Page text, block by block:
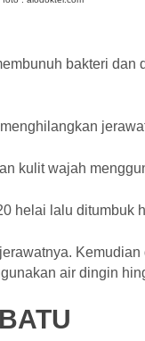
bakteri dan
kulit wajah
helai lalu ditumbuk
air dingin